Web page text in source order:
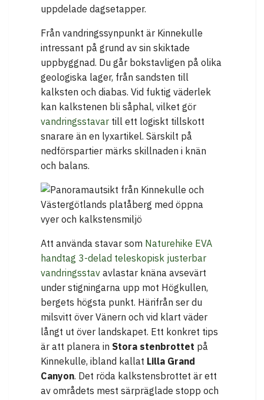
uppdelade dagsetapper.
Från vandringssynpunkt är Kinnekulle
intressant på grund av sin skiktade
uppbyggnad. Du går bokstavligen på olika
geologiska lager, från sandsten till
kalksten och diabas. Vid fuktig väderlek
kan kalkstenen bli såphal, vilket gör
vandringsstavar till ett logiskt tillskott
snarare än en lyxartikel. Särskilt på
nedförspartier märks skillnaden i knän
och balans.
Att använda stavar som Naturehike EVA
handtag 3-delad teleskopisk justerbar
vandringsstav avlastar knäna avsevärt
under stigningarna upp mot Högkullen,
bergets högsta punkt. Härifrån ser du
milsvitt över Vänern och vid klart väder
långt ut över landskapet. Ett konkret tips
är att planera in Stora stenbrottet på
Kinnekulle, ibland kallat Lilla Grand
Canyon. Det röda kalkstensbrottet är ett
av områdets mest särpräglade stopp och